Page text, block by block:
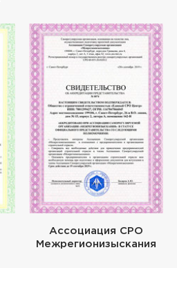
Ассоциация СРО
Межрегионизыскания